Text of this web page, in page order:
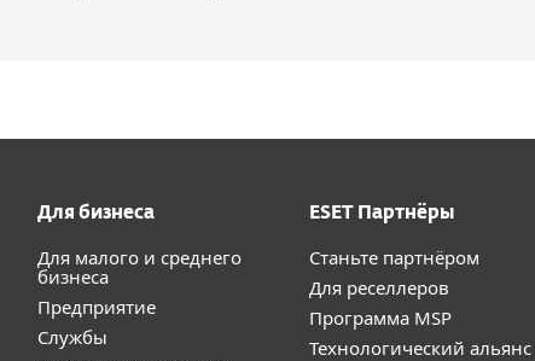
Для бизнеса
Для малого и среднего
бизнеса
Предприятие
Службы
ESET Партнёры
Станьте партнёром
Для реселлеров
Программа MSP
Технологический альянс